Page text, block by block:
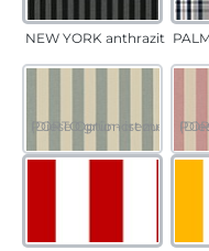
NEW YORK anthrazit
PORTO grün-creme
(Diese Option ist zurzeit